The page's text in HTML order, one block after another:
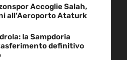
Accoglie Salah,
all’Aeroporto Ataturk
la Sampdoria
definitivo